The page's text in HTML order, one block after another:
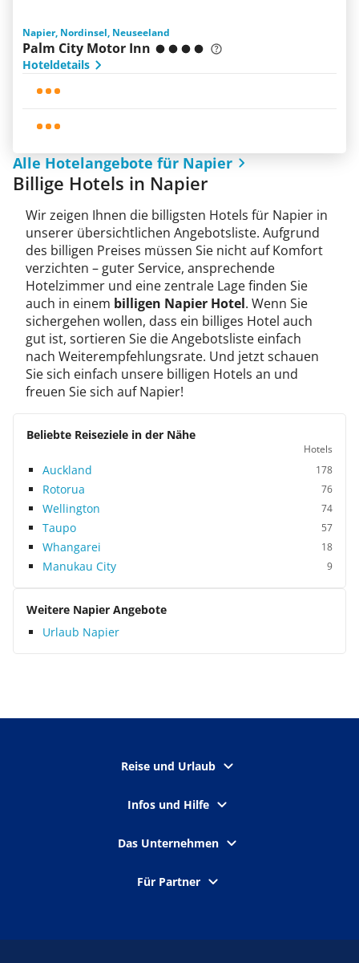
Napier, Nordinsel, Neuseeland
Palm City Motor Inn
Hoteldetails
Alle Hotelangebote für Napier
Billige Hotels in Napier
Wir zeigen Ihnen die billigsten Hotels für Napier in
unserer übersichtlichen Angebotsliste. Aufgrund
des billigen Preises müssen Sie nicht auf Komfort
verzichten – guter Service, ansprechende
Hotelzimmer und eine zentrale Lage finden Sie
auch in einem billigen Napier Hotel. Wenn Sie
sichergehen wollen, dass ein billiges Hotel auch
gut ist, sortieren Sie die Angebotsliste einfach
nach Weiterempfehlungsrate. Und jetzt schauen
Sie sich einfach unsere billigen Hotels an und
freuen Sie sich auf Napier!
Beliebte Reiseziele in der Nähe
Hotels
Auckland 178
Rotorua 76
Wellington 74
Taupo 57
Whangarei 18
Manukau City 9
Weitere Napier Angebote
Urlaub Napier
Reise und Urlaub
Infos und Hilfe
Das Unternehmen
Für Partner